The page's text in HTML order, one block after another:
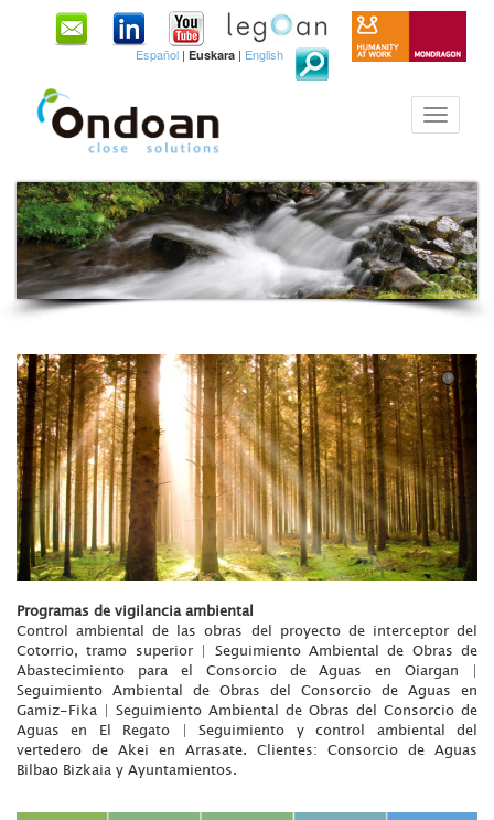
Español | Euskara | English
Programas de vigilancia ambiental
Control ambiental de las obras del proyecto de interceptor del
Cotorrio, tramo superior | Seguimiento Ambiental de Obras de
Abastecimiento para el Consorcio de Aguas en Oiargan |
Seguimiento Ambiental de Obras del Consorcio de Aguas en
Gamiz-Fika | Seguimiento Ambiental de Obras del Consorcio de
Aguas en El Regato | Seguimiento y control ambiental del
vertedero de Akei en Arrasate. Clientes: Consorcio de Aguas
Bilbao Bizkaia y Ayuntamientos.